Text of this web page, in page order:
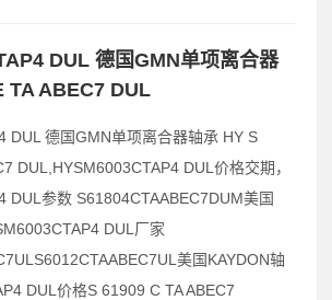
DUL 德国GMN单项离合器
TA ABEC7 DUL
DUL 德国GMN单项离合器轴承 HY S
DUL,HYSM6003CTAP4 DUL价格交期，
DUL参数 S61804CTAABEC7DUM美国
DUL厂家
美国KAYDON轴
DUL价格S 61909 C TA ABEC7